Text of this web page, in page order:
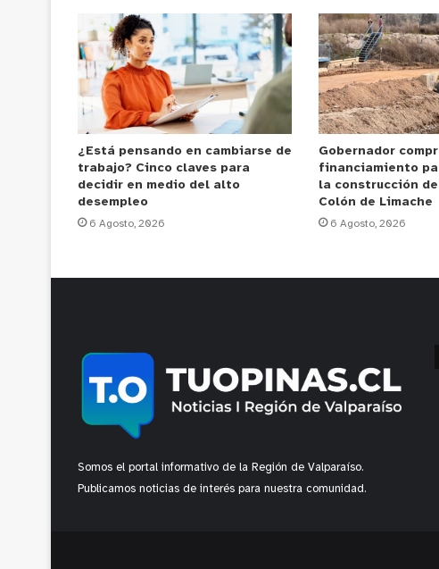
¿Está pensando en cambiarse de
trabajo? Cinco claves para
decidir en medio del alto
desempleo
6 Agosto, 2026
Gobernador
financiamiento
la construcción
Colón de Limache
6 Agosto, 2026
Somos el portal informativo de la Región de Valparaíso.
Publicamos noticias de interés para nuestra comunidad.